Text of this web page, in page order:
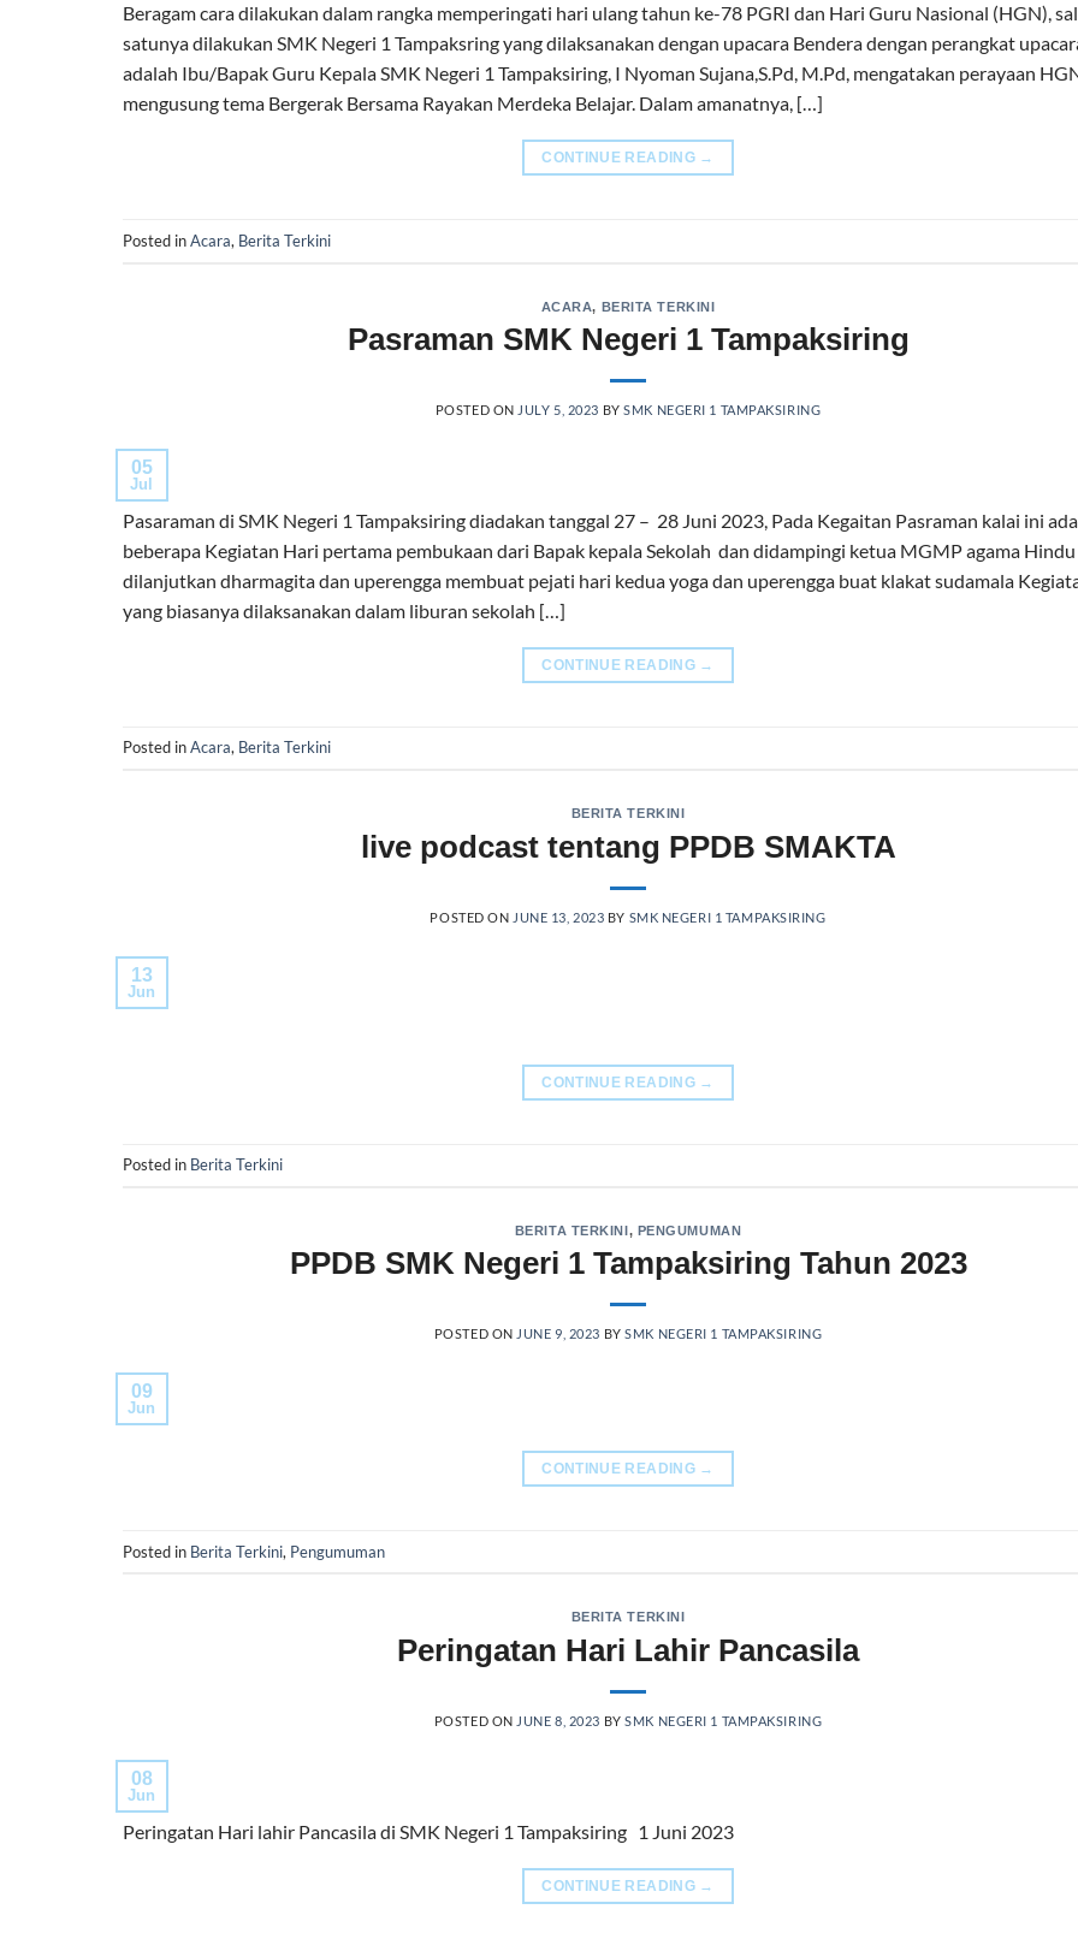
Beragam cara dilakukan dalam rangka memperingati hari ulang tahun ke-78 PGRI dan Hari Guru Nasional (HGN),
satunya dilakukan SMK Negeri 1 Tampaksring yang dilaksanakan dengan upacara Bendera dengan perangkat
adalah Ibu/Bapak Guru Kepala SMK Negeri 1 Tampaksiring, I Nyoman Sujana,S.Pd, M.Pd, mengatakan perayaan
mengusung tema Bergerak Bersama Rayakan Merdeka Belajar. Dalam amanatnya, […]
CONTINUE READING →
Posted inAcara, Berita Terkini
ACARA, BERITA TERKINI
Pasraman SMK Negeri 1 Tampaksiring
POSTED ON JULY 5, 2023 BYSMK NEGERI 1 TAMPAKSIRING
05
Jul
Pasaraman di SMK Negeri 1 Tampaksiring diadakan tanggal 27 – 28 Juni 2023, Pada Kegaitan Pasraman kalai ini ada
beberapa Kegiatan Hari pertama pembukaan dari Bapak kepala Sekolah dan didampingi ketua MGMP agama Hindu
dilanjutkan dharmagita dan uperengga membuat pejati hari kedua yoga dan uperengga buat klakat sudamala
yang biasanya dilaksanakan dalam liburan sekolah […]
CONTINUE READING →
Posted inAcara, Berita Terkini
BERITA TERKINI
live podcast tentang PPDB SMAKTA
POSTED ON JUNE 13, 2023 BY SMK NEGERI 1 TAMPAKSIRING
13
Jun
CONTINUE READING →
Posted in Berita Terkini
BERITA TERKINI, PENGUMUMAN
PPDB SMK Negeri 1 Tampaksiring Tahun 2023
POSTED ON JUNE 9, 2023 BYSMK NEGERI 1 TAMPAKSIRING
09
Jun
CONTINUE READING →
Posted in Berita Terkini, Pengumuman
BERITA TERKINI
Peringatan Hari Lahir Pancasila
POSTED ON JUNE 8, 2023 BYSMK NEGERI 1 TAMPAKSIRING
08
Jun
Peringatan Hari lahir Pancasila di SMK Negeri 1 Tampaksiring 1 Juni 2023
CONTINUE READING →